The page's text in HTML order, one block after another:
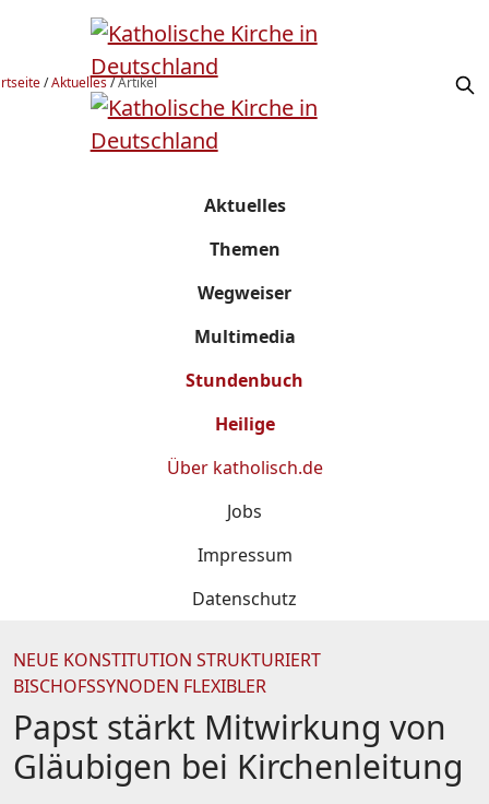
/Aktuelles/Artikel
Aktuelles
Themen
Wegweiser
Multimedia
Stundenbuch
Heilige
Über katholisch.de
Jobs
Impressum
Datenschutz
NEUE KONSTITUTION STRUKTURIERT
BISCHOFSSYNODEN FLEXIBLER
Papst stärkt Mitwirkung von
Gläubigen bei Kirchenleitung